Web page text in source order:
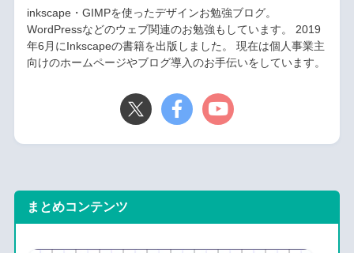
inkscape・GIMPを使ったデザインお勉強ブログ。
WordPressなどのウェブ関連のお勉強もしています。 2019
年6月にInkscapeの書籍を出版しました。 現在は個人事業主
向けのホームページやブログ導入のお手伝いをしています。
まとめコンテンツ